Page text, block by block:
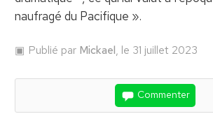
naufragé du Pacifique ».
Publié par Mickael, le 31 juillet 2023
Commenter